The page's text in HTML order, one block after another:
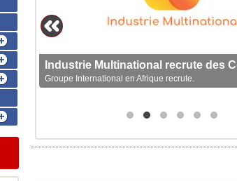
Groupe International en Afrique recrute.